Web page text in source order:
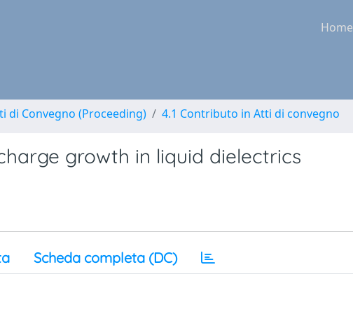
Home
di Convegno (Proceeding) 4.1 Contributo in Atti di convegno
growth in liquid dielectrics
Scheda completa (DC)